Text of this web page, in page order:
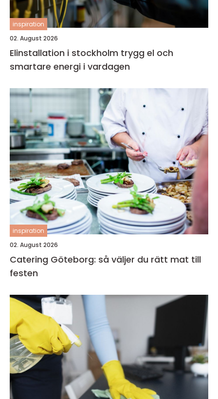
inspiration
02. August 2026
Elinstallation i stockholm trygg el och
smartare energi i vardagen
inspiration
02. August 2026
Catering Göteborg: så väljer du rätt mat till
festen